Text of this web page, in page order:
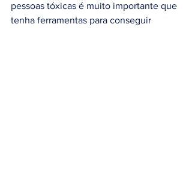
pessoas tóxicas é muito importante que
tenha ferramentas para conseguir